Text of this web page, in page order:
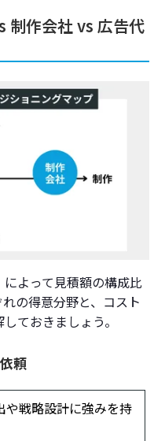
制作会社 vs 広告代
によって見積額の構成比
の得意分野と、コスト
ておきましょう。
頼
や戦略設計に強みを持